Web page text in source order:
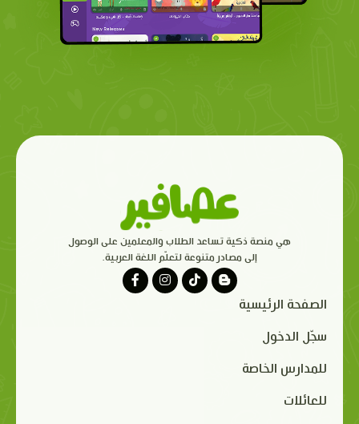
هي منصة ذكية تساعد الطلاب والمعلمين على الوصول
إلى مصادر متنوعة لتعلّم اللغة العربية.
الصفحة الرئيسية
سجّل الدخول
للمدارس الخاصة
للعائلات